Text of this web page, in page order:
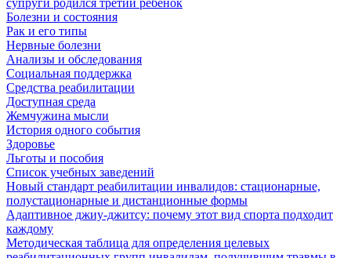
супруги родился третий ребенок
Болезни и состояния
Рак и его типы
Нервные болезни
Анализы и обследования
Социальная поддержка
Средства реабилитации
Доступная среда
Жемчужина мысли
История одного события
Здоровье
Льготы и пособия
Список учебных заведений
Новый стандарт реабилитации инвалидов: стационарные,
полустационарные и дистанционные формы
Адаптивное джиу-джитсу: почему этот вид спорта подходит
каждому
Методическая таблица для определения целевых